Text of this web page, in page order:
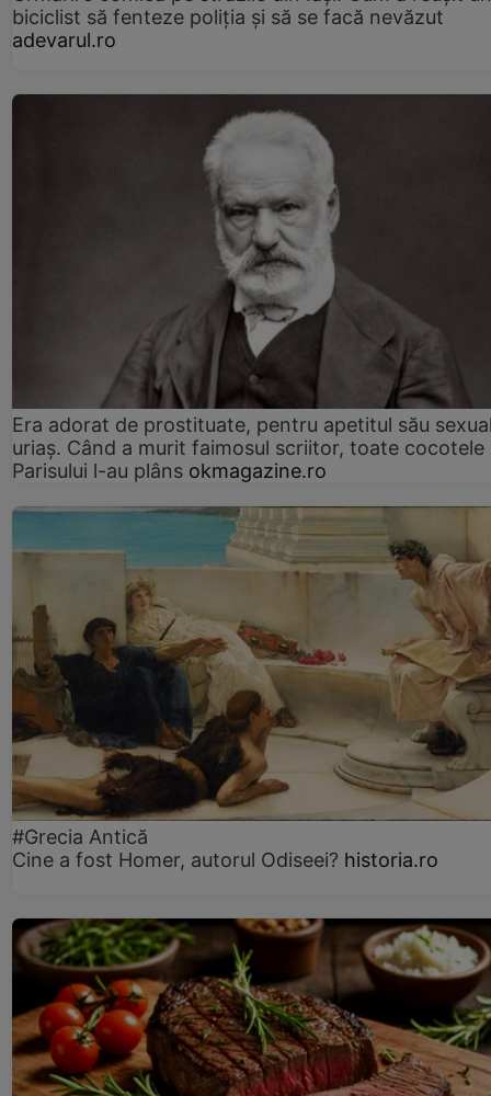
biciclist să fenteze poliția și să se facă nevăzut
adevarul.ro
Era adorat de prostituate, pentru apetitul său
uriaș. Când a murit faimosul scriitor, toate cocotele
Parisului l-au plâns okmagazine.ro
#Grecia Antică
Cine a fost Homer, autorul Odiseei? historia.ro